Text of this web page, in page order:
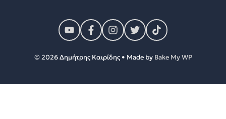
© 2026 Δημήτρης Καιρίδης • Made by Bake My WP